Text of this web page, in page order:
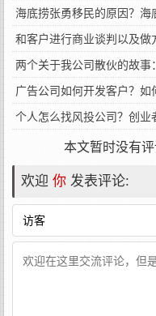
海底捞张勇移民的原因？海
和客户进行商业谈判以及
告公司（六）
两个关于我公司散伙的故事
广告公司如何开发客户？如
个人怎么找风投公司？创业
本文暂时没有
欢迎 你 发表评论: